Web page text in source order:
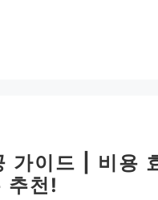
가이드 | 비용
추천!